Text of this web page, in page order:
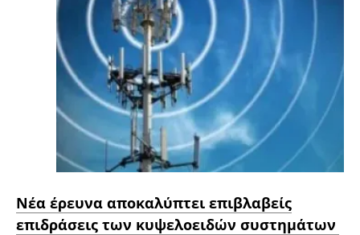
Νέα έρευνα αποκαλύπτει επιβλαβείς
επιδράσεις των κυψελοειδών συστημάτων